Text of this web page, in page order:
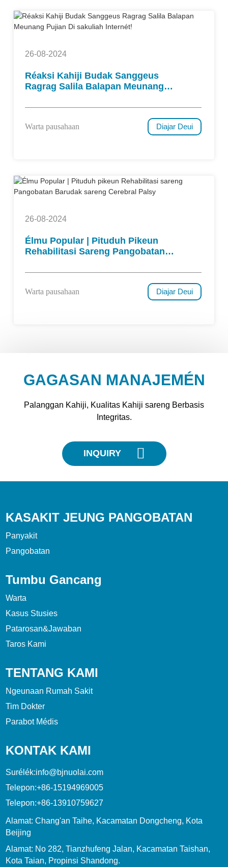
26-08-2024
Réaksi Kahiji Budak Sanggeus
Ragrag Salila Balapan Meunang
Warta pausahaan Diajar Deui
26-08-2024
Élmu Popular | Pituduh Pikeun
Rehabilitasi Sareng Pangobatan
Warta pausahaan Diajar Deui
GAGASAN MANAJEMÉN
Palanggan Kahiji, Kualitas Kahiji sareng Berbasis
Integritas.
INQUIRY
KASAKIT JEUNG PANGOBATAN
Panyakit
Pangobatan
Tumbu Gancang
Warta
Kasus Stusies
Patarosan&Jawaban
Taros Kami
TENTANG KAMI
Ngeunaan Rumah Sakit
Tim Dokter
Parabot Médis
KONTAK KAMI
Surélék:info@bjnuolai.com
Telepon:+86-15194969005
Telepon:+86-13910759627
Alamat: Chang'an Taihe, Kacamatan Dongcheng, Kota
Beijing
Alamat: No 282, Tianzhufeng Jalan, Kacamatan Taishan,
Kota Taian, Propinsi Shandong.